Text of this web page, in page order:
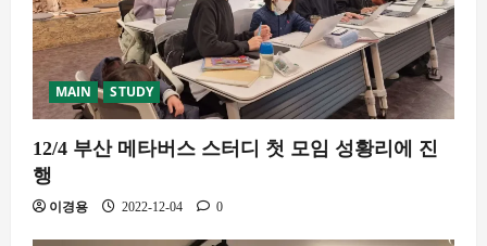
MAIN STUDY
12/4 부산 메타버스 스터디 첫 모임 성황리에 진
행
이경용 2022-12-04 0